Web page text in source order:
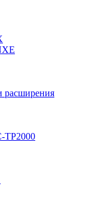
расширения
TP2000